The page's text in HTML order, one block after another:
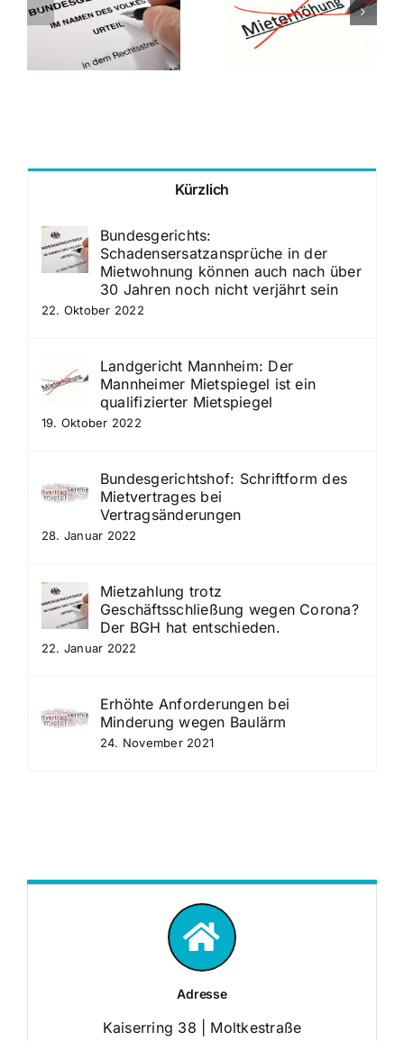
Mannheim: Der
Mannheimer
Mietspiegel ist
ein qualifizierter
Mietspiegel
Schriftform des
Kürzlich
Bundesgerichts:
Schadensersatzansprüche in der
Mietwohnung können auch nach über
30 Jahren noch nicht verjährt sein
22. Oktober 2022
Landgericht Mannheim: Der
Mannheimer Mietspiegel ist ein
qualifizierter Mietspiegel
19. Oktober 2022
Bundesgerichtshof: Schriftform des
Mietvertrages bei
Vertragsänderungen
28. Januar 2022
Mietzahlung trotz
Geschäftsschließung wegen Corona?
Der BGH hat entschieden.
22. Januar 2022
Erhöhte Anforderungen bei
Minderung wegen Baulärm
24. November 2021
Adresse
Kaiserring 38 | Moltkestraße